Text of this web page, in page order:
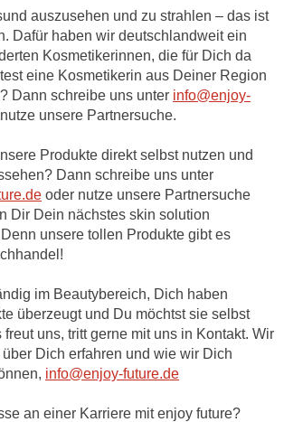
auszusehen und zu strahlen – das ist
Dafür haben wir deutschlandweit ein
Kosmetikerinnen, die für Dich da
eine Kosmetikerin aus Deiner Region
Dann schreibe uns unter info@enjoy-
unsere Partnersuche.
Produkte direkt selbst nutzen und
Dann schreibe uns unter
oder nutze unsere Partnersuche
Dir Dein nächstes skin solution
unsere tollen Produkte gibt es
im Beautybereich, Dich haben
überzeugt und Du möchtst sie selbst
uns, tritt gerne mit uns in Kontakt. Wir
Dich erfahren und wie wir Dich
info@enjoy-future.de
an einer Karriere mit enjoy future?